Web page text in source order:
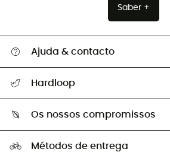
Saber +
Ajuda & contacto
Guia de tamanhos
Trocas & Devoluções
Hardloop
Os nossos embaixadores
Os nossos compromissos
Métodos de entrega